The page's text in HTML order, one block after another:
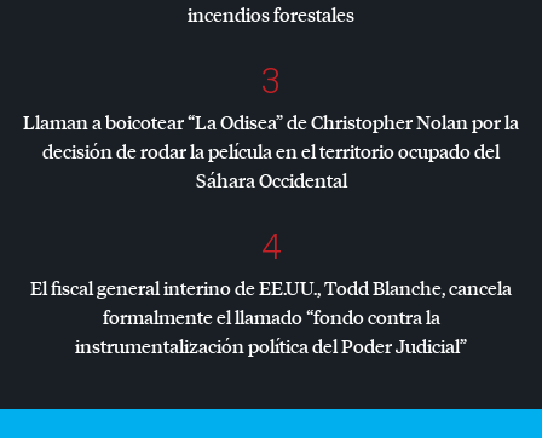
incendios forestales
3
Llaman a boicotear “La Odisea” de Christopher Nolan por la
decisión de rodar la película en el territorio ocupado del
Sáhara Occidental
4
El fiscal general interino de EE.UU., Todd Blanche, cancela
formalmente el llamado “fondo contra la
instrumentalización política del Poder Judicial”